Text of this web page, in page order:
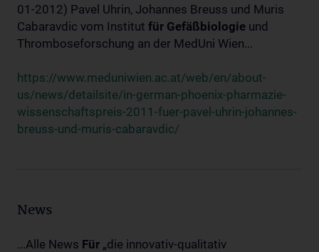
01-2012) Pavel Uhrin, Johannes Breuss und Muris
Cabaravdic vom Institut für Gefäßbiologie und
Thromboseforschung an der MedUni Wien...
https://www.meduniwien.ac.at/web/en/about-
us/news/detailsite/in-german-phoenix-pharmazie-
wissenschaftspreis-2011-fuer-pavel-uhrin-johannes-
breuss-und-muris-cabaravdic/
News
...Alle News Für „die innovativ-qualitativ